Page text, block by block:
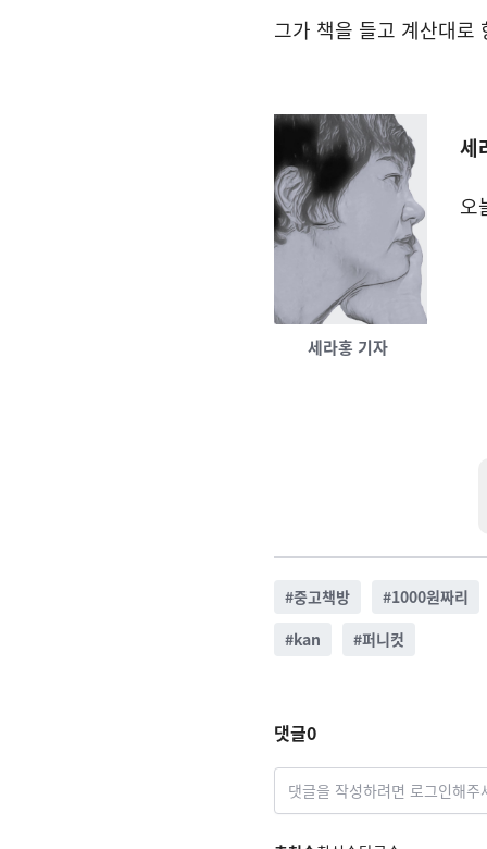
그가 책을 들고 계산대
세라홍 기자
세
오
#중고책방 #1000원짜리
#kan #퍼니컷
댓글0
댓글을 작성하려면 로그인해주